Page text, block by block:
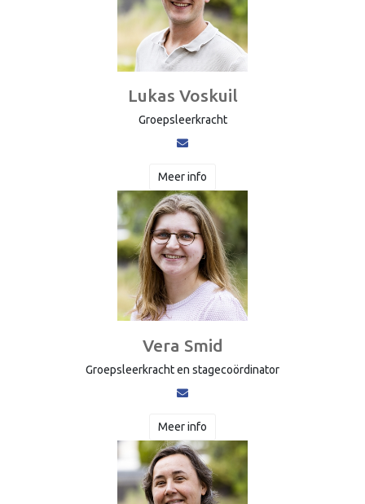
Lukas Voskuil
Groepsleerkracht
Meer info
Vera Smid
Groepsleerkracht en stagecoördinator
Meer info